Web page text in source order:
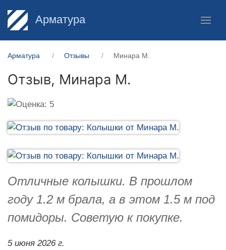
Арматура
Арматура Отзывы Минара М.
Отзыв, Минара М.
Отличные колышки. В прошлом
году 1.2 м брала, а в этом 1.5 м под
помидоры. Советую к покупке.
5 июня 2026 г.